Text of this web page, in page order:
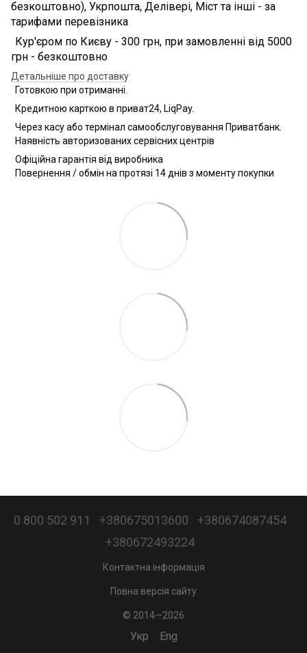
безкоштовно), Укрпошта, Делівері, Міст та інші - за
тарифами перевізника
Кур'єром по Києву - 300 грн, при замовленні від 5000
грн - безкоштовно
Детальніше про доставку
Готовкою при отриманні.
Кредитною карткою в приват24, LiqPay.
Через касу або термінал самообслуговування Приватбанк.
Наявність авторизованих сервісних центрів
Офіційна гарантія від виробника
Повернення / обмін на протязі 14 днів з моменту покупки
0 800 502 911 +380675013600
+380674087454
+380672493224
Контактна інформація
Повна версія сайту
© 2014—2026
Укр Eng